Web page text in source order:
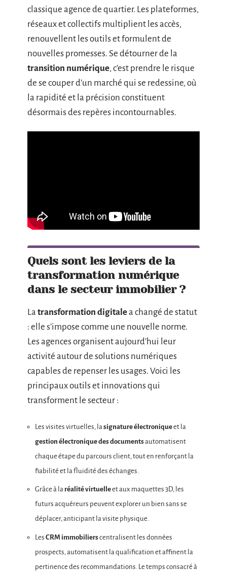
classique agence de quartier. Les plateformes,
réseaux et collectifs multiplient les accès,
renouvellent les outils et formulent de
nouvelles promesses. Se détourner de la
transition numérique, c’est prendre le risque
de se couper d’un marché qui se redessine, où
la rapidité et la précision constituent
désormais des repères incontournables.
Quels sont les leviers de la
transformation numérique
dans le secteur immobilier ?
La transformation digitalea changé de statut
: elle s’impose comme une nouvelle norme.
Les agences organisent aujourd’hui leur
activité autour de solutions numériques
capables de repenser les usages. Voici les
principaux outils et innovations qui
transforment le secteur :
Les visites virtuelles, la signature électroniqueet la
gestion électronique des documentsautomatisent
chaque étape du parcours client, tout en renforçant la
fiabilité et la fluidité des échanges.
Grâce à la réalité virtuelleet aux maquettes 3D, les
futurs acquéreurs peuvent explorer un bien sans se
déplacer, anticipant la visite physique.
Les CRM immobilierscentralisent les données
prospects, automatisent la qualification et affinent la
pertinence des recommandations. Le temps consacré à